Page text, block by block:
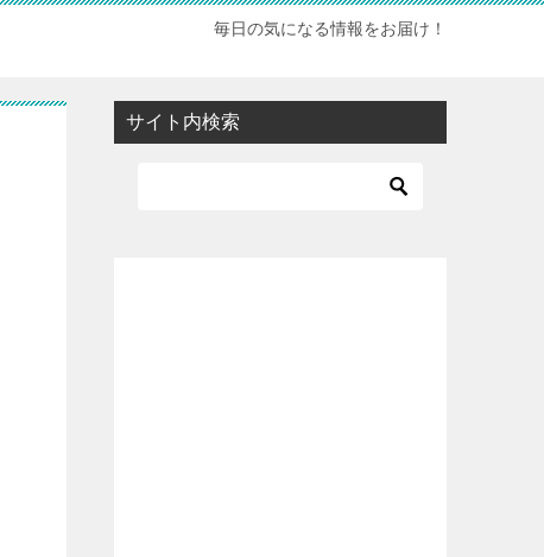
毎日の気になる情報をお届け！
サイト内検索